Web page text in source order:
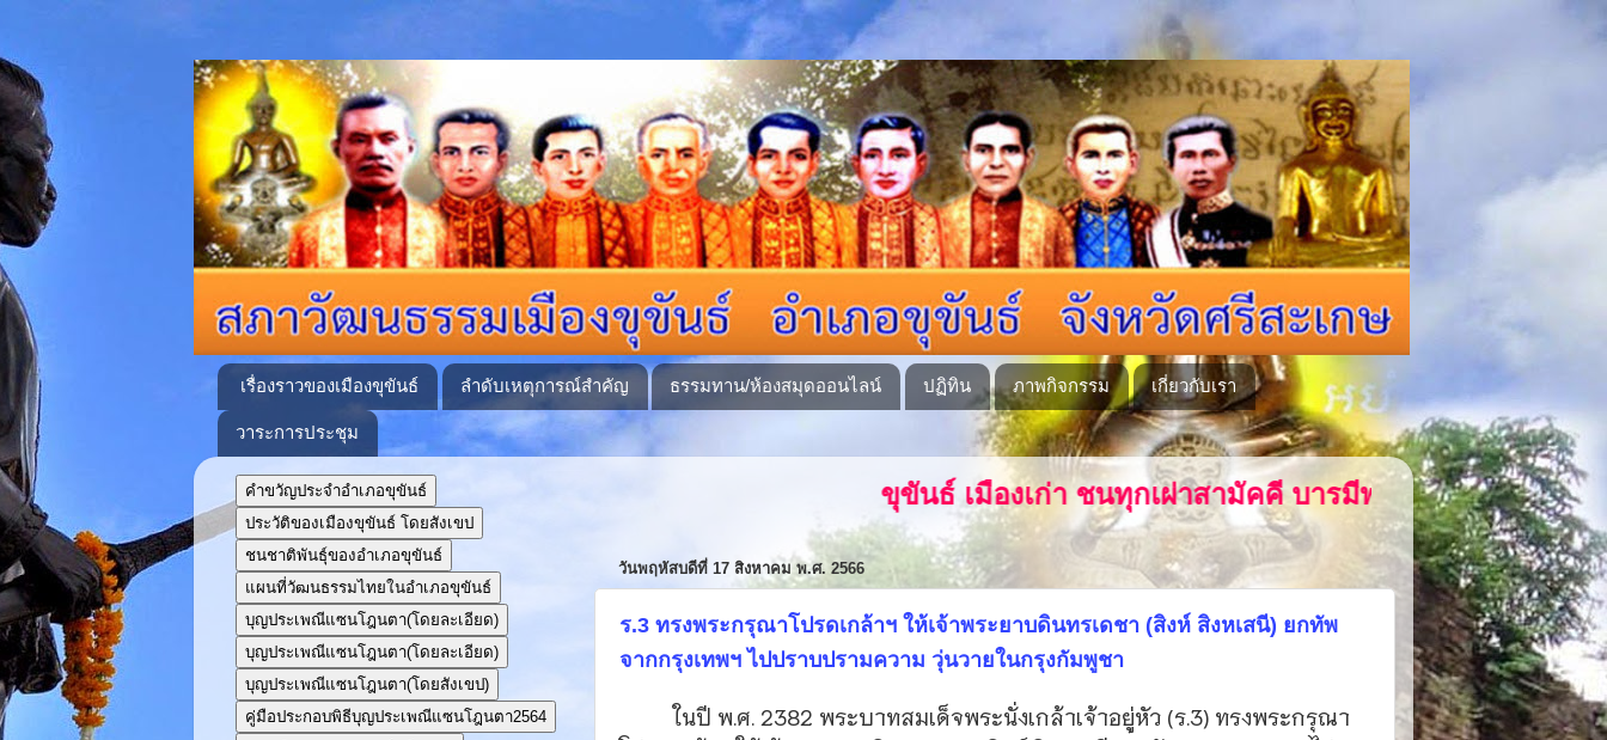
เรื่องราวของเมืองขุขันธ์ ลำดับเหตุการณ์สำคัญ ธรรมทาน/ห้องสมุดออนไลน์ ปฏิทิน ภาพกิจกรรม เกี่ยวกับเรา
วาระการประชุม
ขุขันธ์ เมืองเก่า ชนทุกเผ่าสามัคคี บารมีพระแก้วเนรมิตวัดลำภูคู่หลวงพ่อโตวั
วันพฤหัสบดีที่ 17 สิงหาคม พ.ศ. 2566
ร.3 ทรงพระกรุณาโปรดเกล้าฯ ให้เจ้าพระยาบดินทรเดชา (สิงห์ สิงหเสนี) ยกทัพ
จากกรุงเทพฯ ไปปราบปรามความ วุ่นวายในกรุงกัมพูชา
ในปี พ.ศ. 2382 พระบาทสมเด็จพระนั่งเกล้าเจ้าอยู่หัว (ร.3) ทรงพระกรุณา
คำขวัญประจำอำเภอขุขันธ์
ประวัติของเมืองขุขันธ์ โดยสังเขป
ชนชาติพันธุ์ของอำเภอขุขันธ์
แผนที่วัฒนธรรมไทยในอำเภอขุขันธ์
บุญประเพณีแซนโฎนตา(โดยละเอียด)
บุญประเพณีแซนโฎนตา(โดยละเอียด)
บุญประเพณีแซนโฎนตา(โดยสังเขป)
คู่มือประกอบพิธีบุญประเพณีแซนโฎนตา2564